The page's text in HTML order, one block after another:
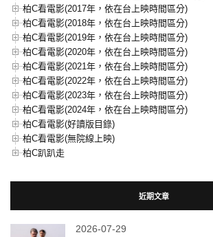
柏C看電影(2017年，依在台上映時間區分)
柏C看電影(2018年，依在台上映時間區分)
柏C看電影(2019年，依在台上映時間區分)
柏C看電影(2020年，依在台上映時間區分)
柏C看電影(2021年，依在台上映時間區分)
柏C看電影(2022年，依在台上映時間區分)
柏C看電影(2023年，依在台上映時間區分)
柏C看電影(2024年，依在台上映時間區分)
柏C看電影(好讀版目錄)
柏C看電影(無院線上映)
柏C趴趴走
近期文章
2026-07-29